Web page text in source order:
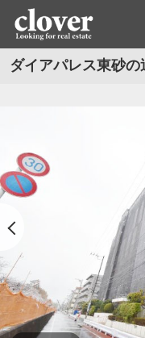
ダイアパレス東砂